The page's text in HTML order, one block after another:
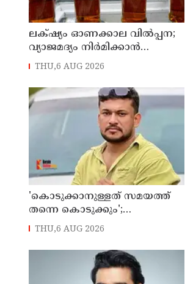
ലക്‌ഷ്യം ഓണക്കാല വിൽപ്പന;
വ്യാജമദ്യം നിർമിക്കാൻ
എത്തിച്ച 1,350 ലിറ്റർ സ്പിരിറ്റ്
THU,6 AUG 2026
'കൊടുക്കാനുള്ളത് സമയത്ത്
തന്നെ കൊടുക്കും';
പൊലീസിനെതിരെ ഭീഷണി;
അർജുൻ ആയങ്കിക്കെതിരെ
കേസെടുത്തു
THU,6 AUG 2026